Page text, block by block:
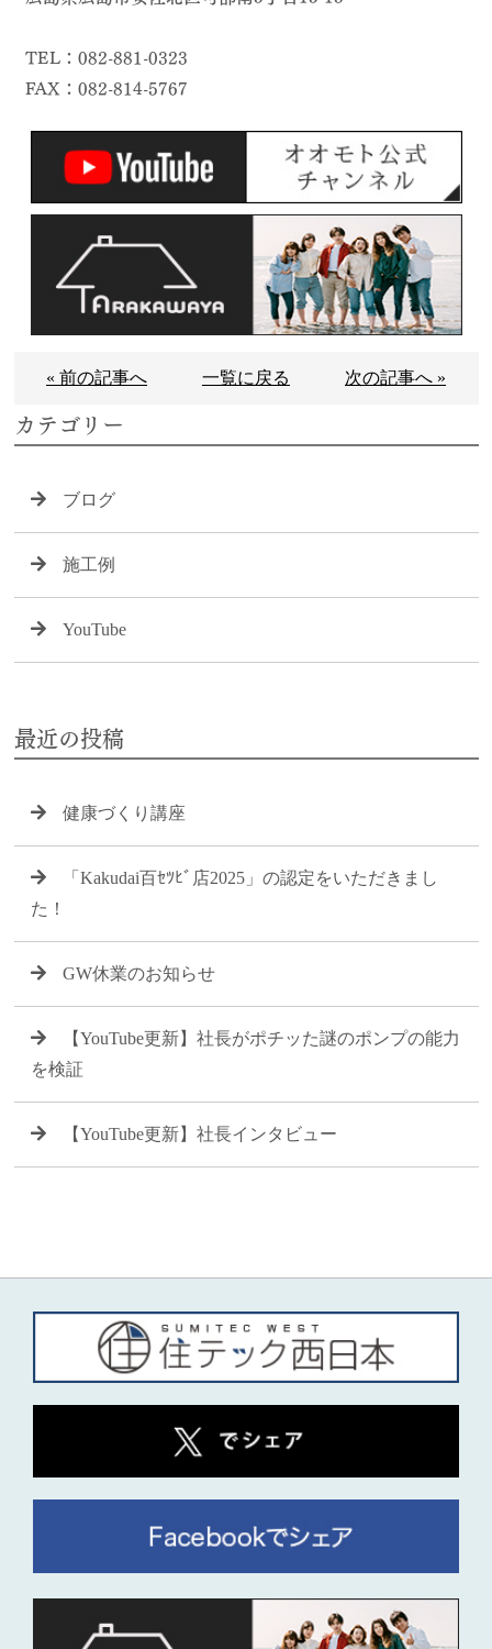
TEL：082-881-0323
FAX：082-814-5767
« 前の記事へ 一覧に戻る 次の記事へ »
カテゴリー
ブログ
施工例
YouTube
最近の投稿
健康づくり講座
「Kakudai百ｾﾂﾋﾞ店2025」の認定をいただきまし
た！
GW休業のお知らせ
【YouTube更新】社長がポチッた謎のポンプの能力
を検証
【YouTube更新】社長インタビュー